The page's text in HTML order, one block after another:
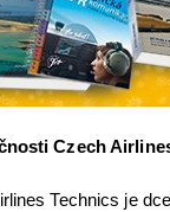
Czech
Technics je